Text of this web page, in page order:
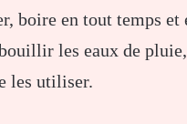
boire en tout temps
les eaux de
les utiliser.